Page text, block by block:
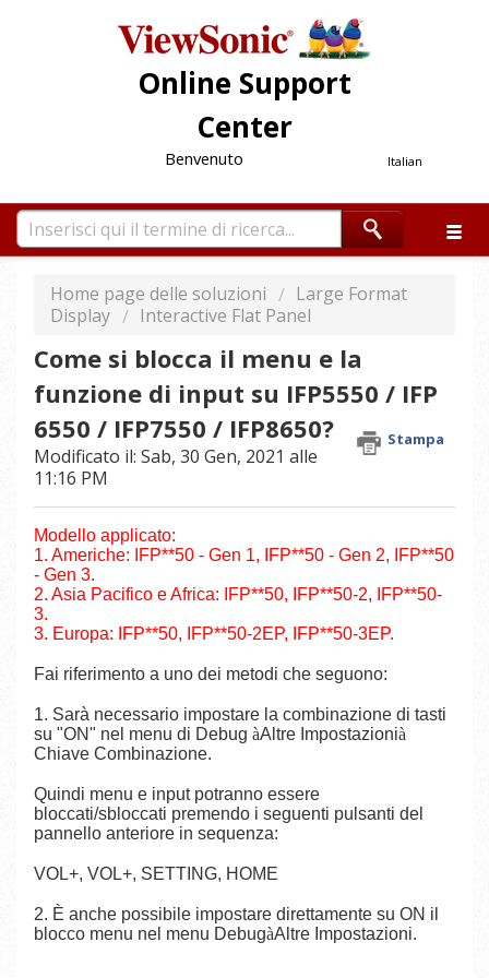
Online Support
Center
Italian
Benvenuto
Home page delle soluzioni
Large Format
Display
Interactive Flat Panel
Come si blocca il menu e la
funzione di input su IFP5550 / IFP
6550 / IFP7550 / IFP8650?
Stampa
Modificato il: Sab, 30 Gen, 2021 alle
11:16 PM
Modello applicato:
1. Americhe: IFP**50 - Gen 1, IFP**50 - Gen 2, IFP**50
- Gen 3.
2. Asia Pacifico e Africa: IFP**50, IFP**50-2, IFP**50-
3.
3. Europa: IFP**50, IFP**50-2EP, IFP**50-3EP.
Fai riferimento a uno dei metodi che seguono:
1. Sarà necessario impostare la combinazione di tasti
su "ON" nel menu di Debug àAltre Impostazionià
Chiave Combinazione.
Quindi menu e input potranno essere
bloccati/sbloccati premendo i seguenti pulsanti del
pannello anteriore in sequenza:
VOL+, VOL+, SETTING, HOME
2. È anche possibile impostare direttamente su ON il
blocco menu nel menu DebugàAltre Impostazioni.